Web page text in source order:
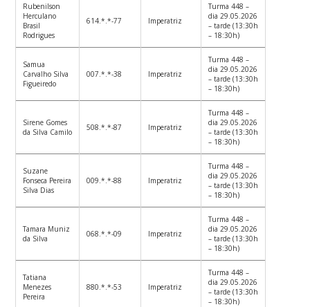
Rubenilson
Herculano
Brasil
Rodrigues
614.*.*-77 Imperatriz
Turma 448 –
dia 29.05.2026
– tarde (13:30h
– 18:30h)
Samua
Carvalho Silva
Figueiredo
007.*.*-38 Imperatriz
Turma 448 –
dia 29.05.2026
– tarde (13:30h
– 18:30h)
Sirene Gomes
da Silva Camilo
508.*.*-87 Imperatriz
Turma 448 –
dia 29.05.2026
– tarde (13:30h
– 18:30h)
Suzane
Fonseca Pereira
Silva Dias
009.*.*-88 Imperatriz
Turma 448 –
dia 29.05.2026
– tarde (13:30h
– 18:30h)
Tamara Muniz
da Silva
068.*.*-09 Imperatriz
Turma 448 –
dia 29.05.2026
– tarde (13:30h
– 18:30h)
Tatiana
Menezes
Pereira
880.*.*-53 Imperatriz
Turma 448 –
dia 29.05.2026
– tarde (13:30h
– 18:30h)